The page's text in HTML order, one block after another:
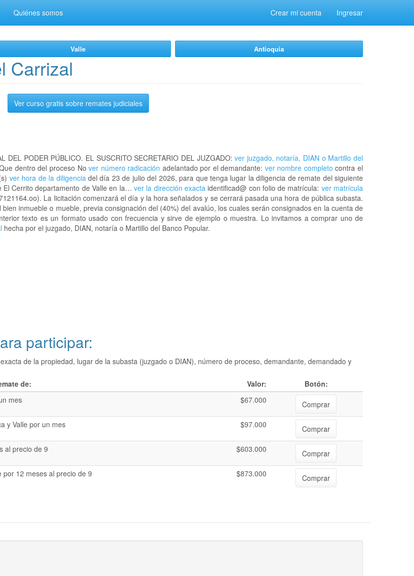
Quiénes somos Crear mi cuenta Ingresar
Valle Antioquia
Carrizal
Ver curso gratis sobre remates judiciales
DEL PODER PÚBLICO. EL SUSCRITO SECRETARIO DEL JUZGADO: ver juzgado, notaría, DIAN o Martillo del
dentro del proceso Nover número radicación adelantado por el demandante: ver nombre completo contra el
ver hora de la diligenciadel día 23 de julio del 2026, para que tenga lugar la diligencia de remate del siguiente
El Cerrito departamento de Valle en la… ver la dirección exactaidentificad@ con folio de matrícula: ver matrícula
La licitación comenzará el día y la hora señalados y se cerrará pasada una hora de pública subasta.
inmueble o mueble, previa consignación del (40%) del avalúo, los cuales serán consignados en la cuenta de
texto es un formato usado con frecuencia y sirve de ejemplo o muestra. Lo invitamos a comprar uno de
hecha por el juzgado, DIAN, notaría o Martillo del Banco Popular.
participar:
de la propiedad, lugar de la subasta (juzgado o DIAN), número de proceso, demandante, demandado y
de:
Valor:
Botón:
mes
$67.000
Comprar
y Valle por un mes
$97.000
Comprar
al precio de 9
$603.000
Comprar
por 12 meses al precio de 9
$873.000 Comprar